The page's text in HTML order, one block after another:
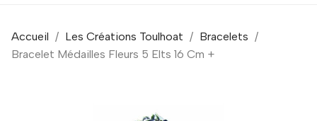
Accueil Les Créations Toulhoat
Bracelets
Bracelet Médailles Fleurs 5 Elts 16 Cm +